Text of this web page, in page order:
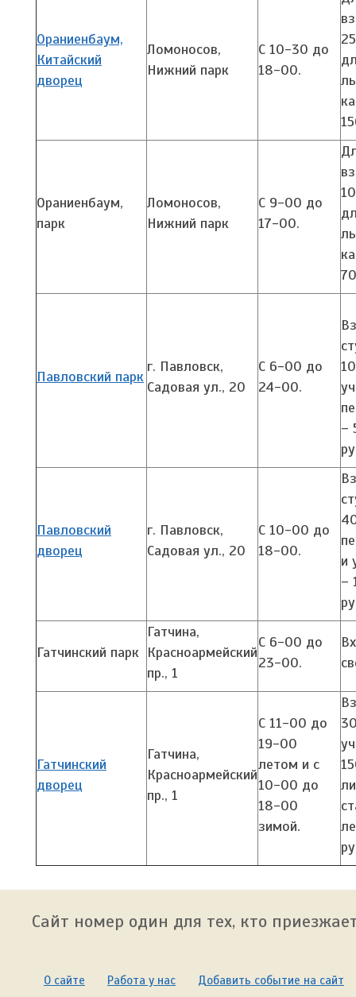
Ораниенбаум,
Китайский
дворец
Ломоносов,
Нижний парк
С 10-30 до
18-00.
Ораниенбаум,
парк
Ломоносов,
Нижний парк
С 9-00 до
17-00.
Павловский парк
г. Павловск,
Садовая ул., 20
С 6-00 до
24-00.
–
Павловский
дворец
г. Павловск,
Садовая ул., 20
С 10-00 до
18-00.
и
–
Гатчинский парк
Гатчина,
Красноармейский
пр., 1
С 6-00 до
23-00.
Гатчинский
дворец
Гатчина,
Красноармейский
пр., 1
С 11-00 до
19-00
летом и с
10-00 до
18-00
зимой.
Сайт номер один для тех, кто
О сайте Работа у нас Добавить событие на сайт